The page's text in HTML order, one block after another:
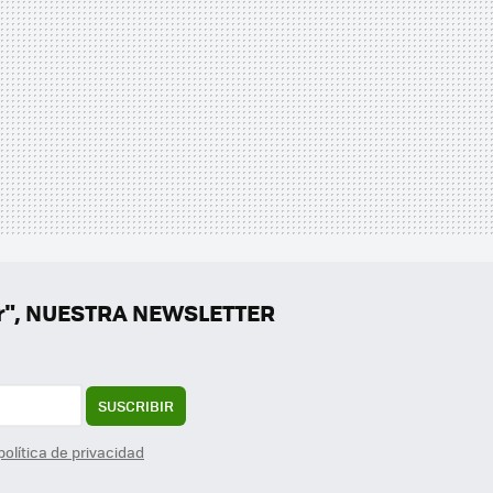
NEWSLETTER
SUSCRIBIR
de privacidad